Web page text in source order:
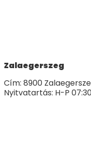
Zalaegerszeg
Cím: 8900
Nyitvatartás: H-P